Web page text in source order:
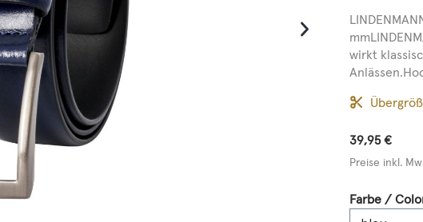
wirkt
39,95 €
Preise inkl.
Farbe /